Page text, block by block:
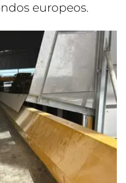
europeos.